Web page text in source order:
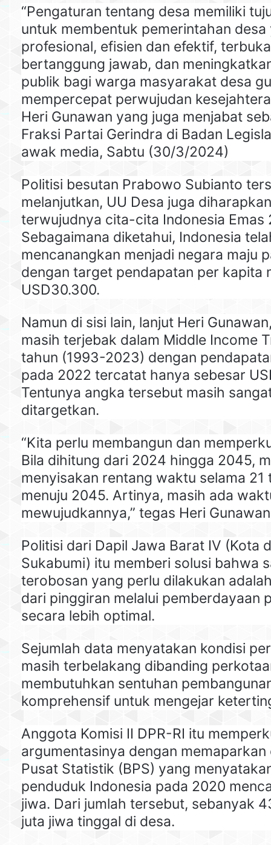
“Pengaturan tentang desa memiliki
untuk membentuk pemerintahan desa
profesional, efisien dan efektif,
bertanggung jawab, dan
publik bagi warga masyarakat desa
mempercepat perwujudan
Heri Gunawan yang juga menjabat
Fraksi Partai Gerindra di Badan
awak media, Sabtu (30/3/2024)
Politisi besutan Prabowo Subianto
melanjutkan, UU Desa juga
terwujudnya cita-cita Indonesia Emas
Sebagaimana diketahui, Indonesia
mencanangkan menjadi negara maju
dengan target pendapatan per kapita
USD30.300.
Namun di sisi lain, lanjut Heri
masih terjebak dalam Middle Income
tahun (1993-2023) dengan
pada 2022 tercatat hanya sebesar
Tentunya angka tersebut masih
ditargetkan.
“Kita perlu membangun dan
Bila dihitung dari 2024 hingga 2045,
menyisakan rentang waktu selama 21
menuju 2045. Artinya, masih ada
mewujudkannya,” tegas Heri
Politisi dari Dapil Jawa Barat IV (Kota
Sukabumi) itu memberi solusi bahwa
terobosan yang perlu dilakukan
dari pinggiran melalui pemberdayaan
secara lebih optimal.
Sejumlah data menyatakan kondisi
masih terbelakang dibanding
membutuhkan sentuhan
komprehensif untuk mengejar
Anggota Komisi II DPR-RI itu
argumentasinya dengan
Pusat Statistik (BPS) yang
penduduk Indonesia pada 2020
jiwa. Dari jumlah tersebut, sebanyak
juta jiwa tinggal di desa.